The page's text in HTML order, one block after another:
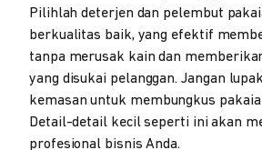
Pilihlah deterjen dan pelembut
berkualitas baik, yang efektif
tanpa merusak kain dan
yang disukai pelanggan. Jangan
kemasan untuk membungkus
Detail-detail kecil seperti ini akan
profesional bisnis Anda.